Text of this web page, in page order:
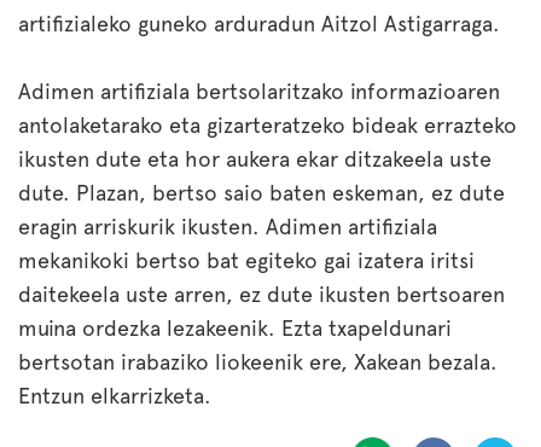
artifizialeko guneko arduradun Aitzol Astigarraga.
Adimen artifiziala bertsolaritzako informazioaren
antolaketarako eta gizarteratzeko bideak errazteko
ikusten dute eta hor aukera ekar ditzakeela uste
dute. Plazan, bertso saio baten eskeman, ez dute
eragin arriskurik ikusten. Adimen artifiziala
mekanikoki bertso bat egiteko gai izatera iritsi
daitekeela uste arren, ez dute ikusten bertsoaren
muina ordezka lezakeenik. Ezta txapeldunari
bertsotan irabaziko liokeenik ere, Xakean bezala.
Entzun elkarrizketa.